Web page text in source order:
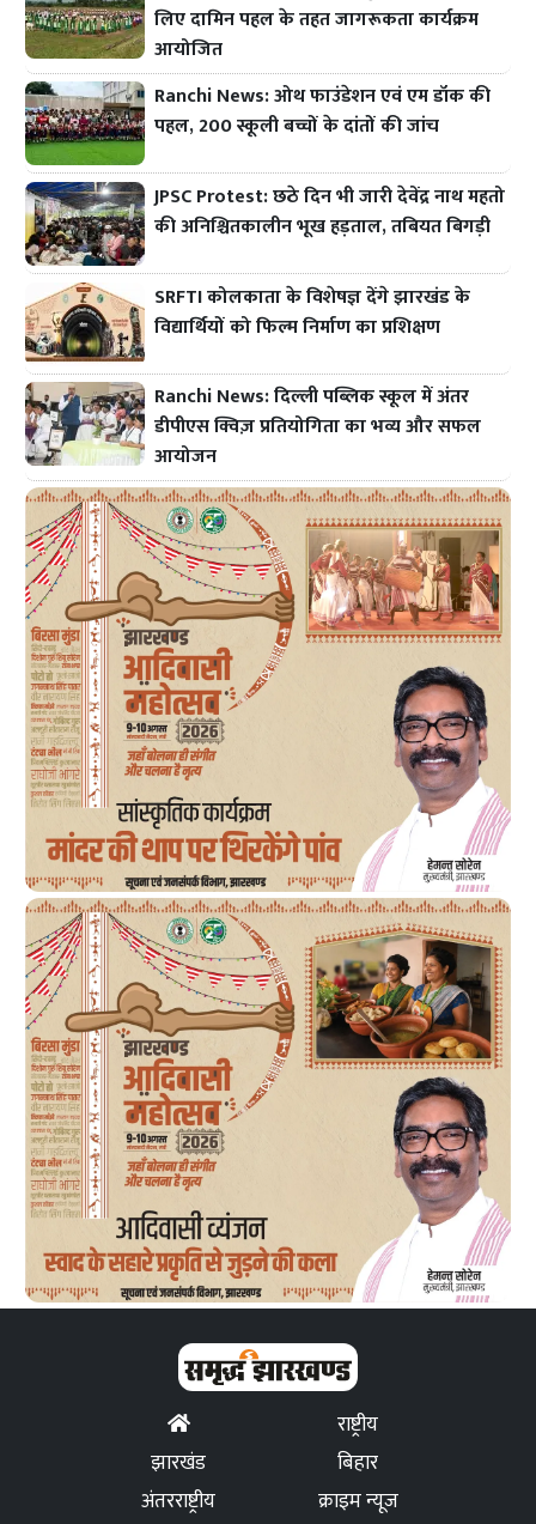
लिए दामिन पहल के तहत जागरूकता कार्यक्रम
आयोजित
Ranchi News: ओथ फाउंडेशन एवं एम डॉक की
पहल, 200 स्कूली बच्चों के दांतों की जांच
JPSC Protest: छठे दिन भी जारी देवेंद्र नाथ महतो
की अनिश्चितकालीन भूख हड़ताल, तबियत बिगड़ी
SRFTI कोलकाता के विशेषज्ञ देंगे झारखंड के
विद्यार्थियों को फिल्म निर्माण का प्रशिक्षण
Ranchi News: दिल्ली पब्लिक स्कूल में अंतर
डीपीएस क्विज़ प्रतियोगिता का भव्य और सफल
आयोजन
राष्ट्रीय
झारखंड
बिहार
अंतरराष्ट्रीय
क्राइम न्यूज